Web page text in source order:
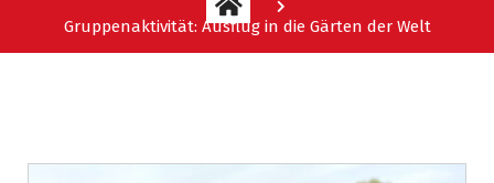
Gruppenaktivität: Ausflug in die Gärten der Welt